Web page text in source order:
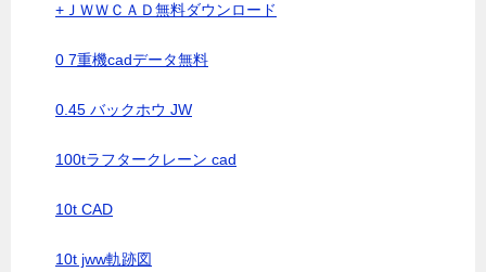
+ＪＷＷＣＡＤ無料ダウンロード
0 7重機cadデータ無料
0.45 バックホウ JW
100tラフタークレーン cad
10t CAD
10t jww軌跡図